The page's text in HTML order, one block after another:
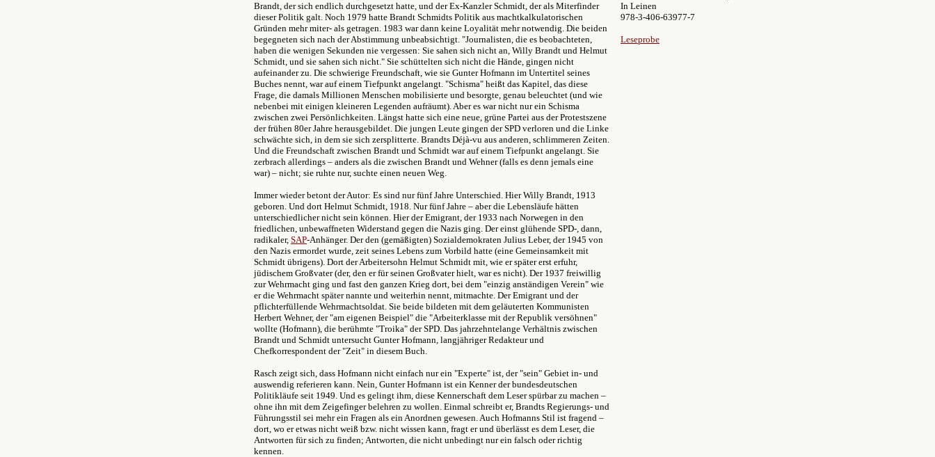
Brandt, der sich endlich durchgesetzt hatte, und der Ex-Kanzler Schmidt, der als Miterfinder
dieser Politik galt. Noch 1979 hatte Brandt Schmidts Politik aus machtkalkulatorischen
Gründen mehr miter- als getragen. 1983 war dann keine Loyalität mehr notwendig. Die beiden
begegneten sich nach der Abstimmung unbeabsichtigt. "Journalisten, die es beobachteten,
haben die wenigen Sekunden nie vergessen: Sie sahen sich nicht an, Willy Brandt und Helmut
Schmidt, und sie sahen sich nicht." Sie schüttelten sich nicht die Hände, gingen nicht
aufeinander zu. Die schwierige Freundschaft, wie sie Gunter Hofmann im Untertitel seines
Buches nennt, war auf einem Tiefpunkt angelangt. "Schisma" heißt das Kapitel, das diese
Frage, die damals Millionen Menschen mobilisierte und besorgte, genau beleuchtet (und wie
nebenbei mit einigen kleineren Legenden aufräumt). Aber es war nicht nur ein Schisma
zwischen zwei Persönlichkeiten. Längst hatte sich eine neue, grüne Partei aus der Protestszene
der frühen 80er Jahre herausgebildet. Die jungen Leute gingen der SPD verloren und die Linke
schwächte sich, in dem sie sich zersplitterte. Brandts Déjà-vu aus anderen, schlimmeren Zeiten.
Und die Freundschaft zwischen Brandt und Schmidt war auf einem Tiefpunkt angelangt. Sie
zerbrach allerdings – anders als die zwischen Brandt und Wehner (falls es denn jemals eine
war) – nicht; sie ruhte nur, suchte einen neuen Weg.
Immer wieder betont der Autor: Es sind nur fünf Jahre Unterschied. Hier Willy Brandt, 1913
geboren. Und dort Helmut Schmidt, 1918. Nur fünf Jahre – aber die Lebensläufe hätten
unterschiedlicher nicht sein können. Hier der Emigrant, der 1933 nach Norwegen in den
friedlichen, unbewaffneten Widerstand gegen die Nazis ging. Der einst glühende SPD-, dann,
radikaler, SAP-Anhänger. Der den (gemäßigten) Sozialdemokraten Julius Leber, der 1945 von
den Nazis ermordet wurde, zeit seines Lebens zum Vorbild hatte (eine Gemeinsamkeit mit
Schmidt übrigens). Dort der Arbeitersohn Helmut Schmidt mit, wie er später erst erfuhr,
jüdischem Großvater (der, den er für seinen Großvater hielt, war es nicht). Der 1937 freiwillig
zur Wehrmacht ging und fast den ganzen Krieg dort, bei dem "einzig anständigen Verein" wie
er die Wehrmacht später nannte und weiterhin nennt, mitmachte. Der Emigrant und der
pflichterfüllende Wehrmachtsoldat. Sie beide bildeten mit dem geläuterten Kommunisten
Herbert Wehner, der "am eigenen Beispiel" die "Arbeiterklasse mit der Republik versöhnen"
wollte (Hofmann), die berühmte "Troika" der SPD. Das jahrzehntelange Verhältnis zwischen
Brandt und Schmidt untersucht Gunter Hofmann, langjähriger Redakteur und
Chefkorrespondent der "Zeit" in diesem Buch.
Rasch zeigt sich, dass Hofmann nicht einfach nur ein "Experte" ist, der "sein" Gebiet in- und
auswendig referieren kann. Nein, Gunter Hofmann ist ein Kenner der bundesdeutschen
Politikläufe seit 1949. Und es gelingt ihm, diese Kennerschaft dem Leser spürbar zu machen –
ohne ihn mit dem Zeigefinger belehren zu wollen. Einmal schreibt er, Brandts Regierungs- und
Führungsstil sei mehr ein Fragen als ein Anordnen gewesen. Auch Hofmanns Stil ist fragend –
dort, wo er etwas nicht weiß bzw. nicht wissen kann, fragt er und überlässt es dem Leser, die
Antworten für sich zu finden; Antworten, die nicht unbedingt nur ein falsch oder richtig
kennen.
In Leinen
978-3-406-63977-7
Leseprobe